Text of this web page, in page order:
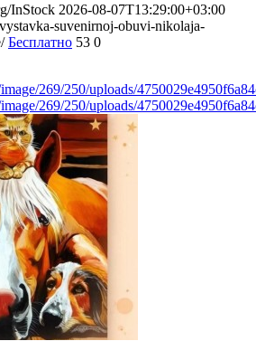
InStock 2026-08-07T13:29:00+03:00
suvenirnoj-obuvi-nikolaja-
Бесплатно 53 0
269/250/uploads/
269/250/uploads/